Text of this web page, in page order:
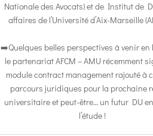
Nationale des Avocats) et de Institut de
affaires de l’Université d’Aix-Marseille
➡️Quelques belles perspectives à venir en
le partenariat AFCM – AMU récemment
module contract management rajouté à
parcours juridiques pour la prochaine
universitaire et peut-être… un futur DU
l’étude !